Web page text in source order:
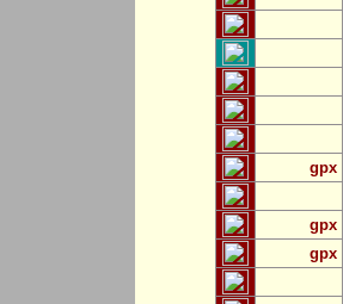
gpx
gpx
gpx